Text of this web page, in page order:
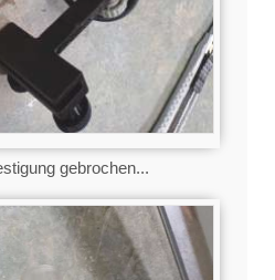
gebrochen...